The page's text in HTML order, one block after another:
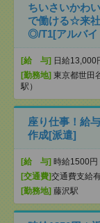
ちいさいかわ
で働ける☆来
◎/T1[アルバイ
[給 与] 日給13,000
[勤務地] 東京都世田
駅）
座り仕事！給
作成[派遣]
[給 与] 時給1500円
[交通費]交通費支給
[勤務地] 藤沢駅